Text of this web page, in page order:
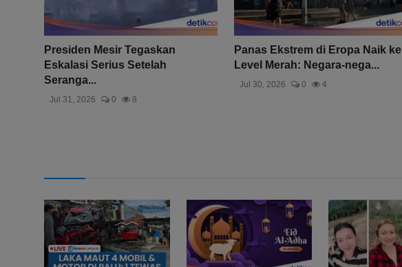
Presiden Mesir Tegaskan
Eskalasi Serius Setelah
Seranga...
Jul 31, 2026 0 8
Panas Ekstrem di Eropa Naik ke
Level Merah: Negara-nega...
Jul 30, 2026 0 4